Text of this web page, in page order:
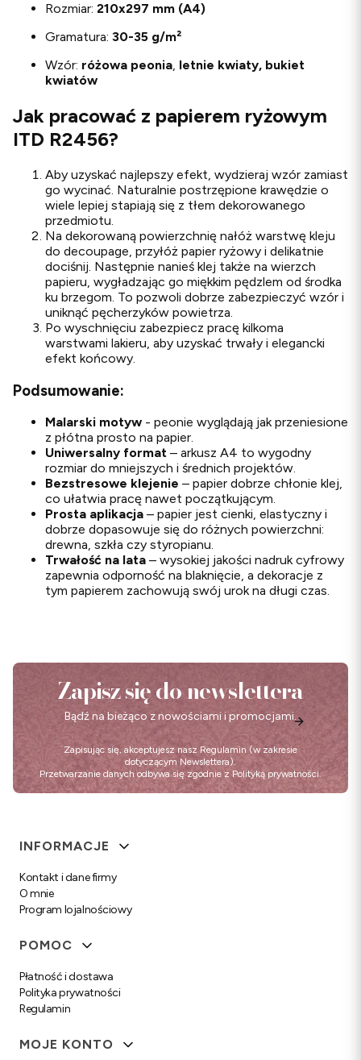
Rozmiar: 210x297 mm (A4)
Gramatura: 30-35 g/m²
Wzór: różowa peonia, letnie kwiaty, bukiet
kwiatów
Jak pracować z papierem ryżowym
ITD R2456?
Aby uzyskać najlepszy efekt, wydzieraj wzór zamiast
go wycinać. Naturalnie postrzępione krawędzie o
wiele lepiej stapiają się z tłem dekorowanego
przedmiotu.
Na dekorowaną powierzchnię nałóż warstwę kleju
do decoupage, przyłóż papier ryżowy i delikatnie
dociśnij. Następnie nanieś klej także na wierzch
papieru, wygładzając go miękkim pędzlem od środka
ku brzegom. To pozwoli dobrze zabezpieczyć wzór i
uniknąć pęcherzyków powietrza.
Po wyschnięciu zabezpiecz pracę kilkoma
warstwami lakieru, aby uzyskać trwały i elegancki
efekt końcowy.
Podsumowanie:
Malarski motyw - peonie wyglądają jak przeniesione
z płótna prosto na papier.
Uniwersalny format – arkusz A4 to wygodny
rozmiar do mniejszych i średnich projektów.
Bezstresowe klejenie – papier dobrze chłonie klej,
co ułatwia pracę nawet początkującym.
Prosta aplikacja – papier jest cienki, elastyczny i
dobrze dopasowuje się do różnych powierzchni:
drewna, szkła czy styropianu.
Trwałość na lata – wysokiej jakości nadruk cyfrowy
zapewnia odporność na blaknięcie, a dekoracje z
tym papierem zachowują swój urok na długi czas.
Zapisz się do newslettera
Bądź na bieżąco z nowościami i promocjami.
Zapisując się, akceptujesz nasz Regulamin (w zakresie
dotyczącym Newslettera).
Przetwarzanie danych odbywa się zgodnie z Polityką prywatności.
Linki w stopce
INFORMACJE
Kontakt i dane firmy
O mnie
Program lojalnościowy
POMOC
Płatność i dostawa
Polityka prywatności
Regulamin
MOJE KONTO